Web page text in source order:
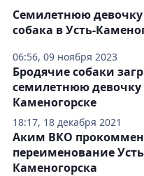
06:56, 09 ноября 2023
Семилетнюю девочку
собака в Усть-
18:17, 18 декабря 2021
Бродячие собаки
семилетнюю девочку
Каменогорске
Аким ВКО
переименование
Каменогорска